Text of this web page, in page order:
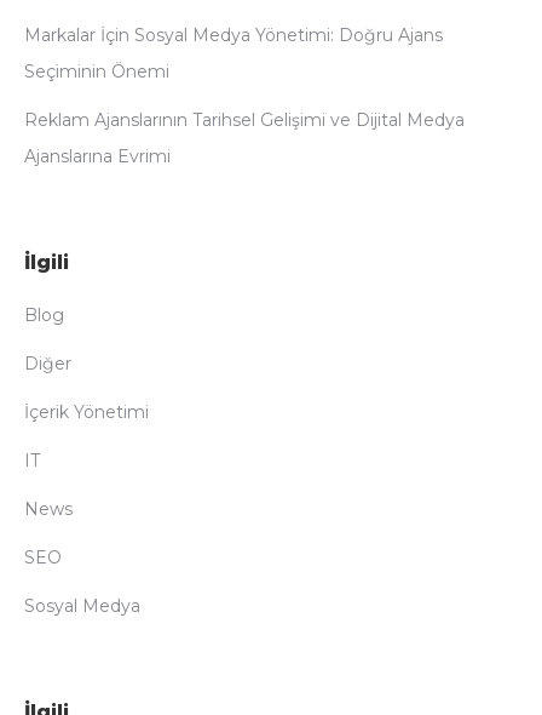
Markalar İçin Sosyal Medya Yönetimi: Doğru Ajans
Seçiminin Önemi
Reklam Ajanslarının Tarihsel Gelişimi ve Dijital Medya
Ajanslarına Evrimi
İlgili
Blog
Diğer
İçerik Yönetimi
IT
News
SEO
Sosyal Medya